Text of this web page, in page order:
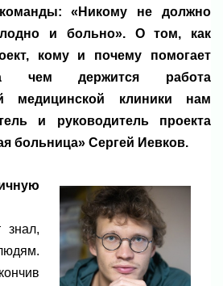
«Никому не должно
и больно». О том, как
кому и почему помогает
чем держится работа
медицинской клиники нам
и руководитель проекта
больница» Сергей Иевков.